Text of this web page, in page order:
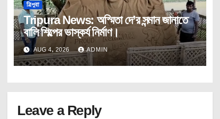
ত্রিপুরা
Tripura News: অস্মিতা দে’র সন্মান জানাতে
বালি শিল্পের ভাস্কর্য নির্মাণ।
AUG 4, 2026 ADMIN
Leave a Reply